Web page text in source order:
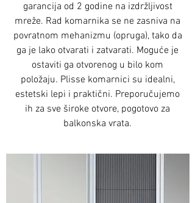
garancija od 2 godine na izdržljivost
mreže. Rad komarnika se ne zasniva na
povratnom mehanizmu (opruga), tako da
ga je lako otvarati i zatvarati. Moguće je
ostaviti ga otvorenog u bilo kom
položaju. Plisse komarnici su idealni,
estetski lepi i praktični. Preporučujemo
ih za sve široke otvore, pogotovo za
balkonska vrata.